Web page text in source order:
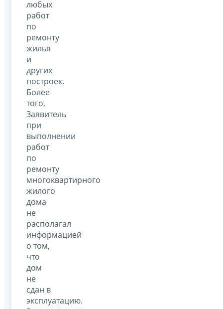
любых
работ
по
ремонту
жилья
и
других
построек.
Более
того,
Заявитель
при
выполнении
работ
по
ремонту
многоквартирного
жилого
дома
не
располагал
информацией
о том,
что
дом
не
сдан в
эксплуатацию.